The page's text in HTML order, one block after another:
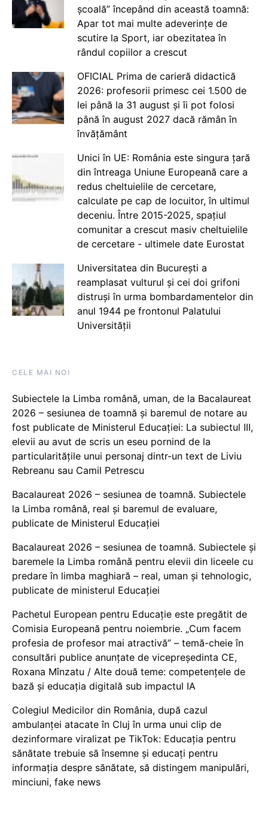
școală” începând din această toamnă:
Apar tot mai multe adeverințe de
scutire la Sport, iar obezitatea în
rândul copiilor a crescut
OFICIAL Prima de carieră didactică
2026: profesorii primesc cei 1.500 de
lei până la 31 august și îi pot folosi
până în august 2027 dacă rămân în
învățământ
Unici în UE: România este singura țară
din întreaga Uniune Europeană care a
redus cheltuielile de cercetare,
calculate pe cap de locuitor, în ultimul
deceniu. Între 2015-2025, spațiul
comunitar a crescut masiv cheltuielile
de cercetare - ultimele date Eurostat
Universitatea din București a
reamplasat vulturul și cei doi grifoni
distruși în urma bombardamentelor din
anul 1944 pe frontonul Palatului
Universității
CELE MAI NOI
Subiectele la Limba română, uman, de la Bacalaureat
2026 – sesiunea de toamnă și baremul de notare au
fost publicate de Ministerul Educației: La subiectul III,
elevii au avut de scris un eseu pornind de la
particularitățile unui personaj dintr-un text de Liviu
Rebreanu sau Camil Petrescu
Bacalaureat 2026 – sesiunea de toamnă. Subiectele
la Limba română, real și baremul de evaluare,
publicate de Ministerul Educației
Bacalaureat 2026 – sesiunea de toamnă. Subiectele și
baremele la Limba română pentru elevii din liceele cu
predare în limba maghiară – real, uman și tehnologic,
publicate de ministerul Educației
Pachetul European pentru Educație este pregătit de
Comisia Europeană pentru noiembrie. „Cum facem
profesia de profesor mai atractivă” – temă-cheie în
consultări publice anunțate de vicepreședinta CE,
Roxana Mînzatu / Alte două teme: competențele de
bază și educația digitală sub impactul IA
Colegiul Medicilor din România, după cazul
ambulanței atacate în Cluj în urma unui clip de
dezinformare viralizat pe TikTok: Educația pentru
sănătate trebuie să însemne și educați pentru
informația despre sănătate, să distingem manipulări,
minciuni, fake news